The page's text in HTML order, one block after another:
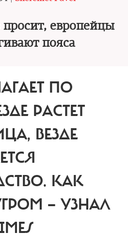
европейцы
пояса
ПО
РАСТЕТ
ВЕЗДЕ
КАК
— УЗНАЛ